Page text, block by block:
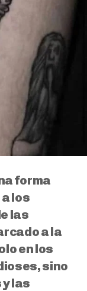
forma
los
las
a la
en los
sino
y las